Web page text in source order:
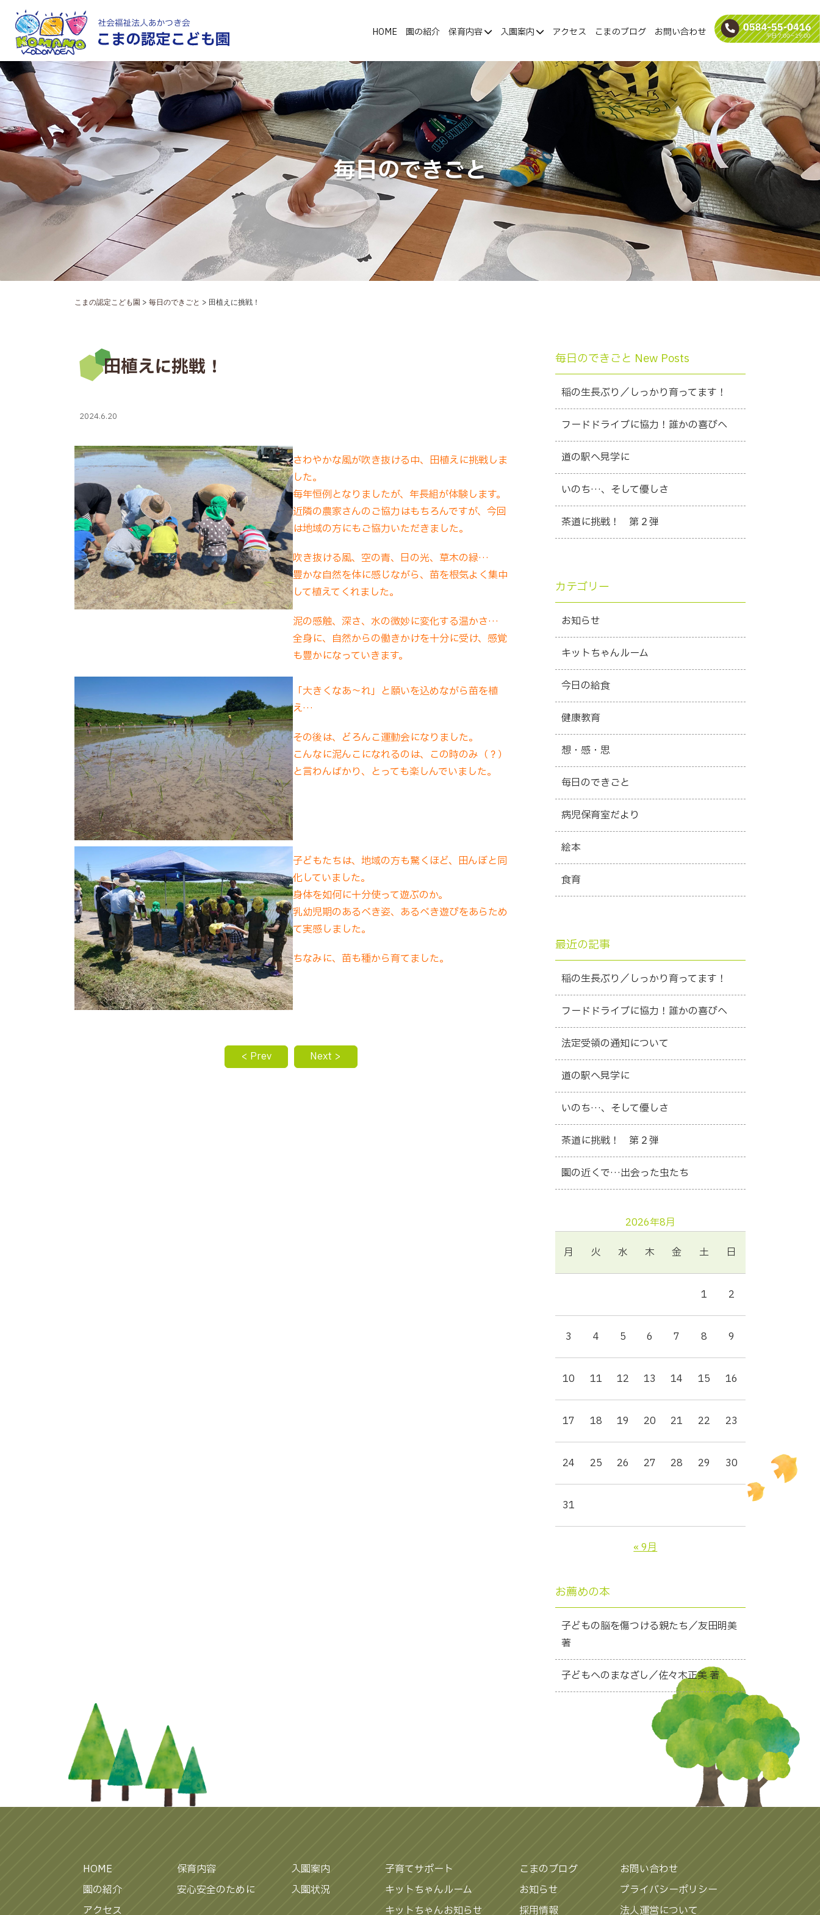
HOME 園の紹介 保育内容 入園案内 アクセス こまのブログ お問い合わせ
毎日のできごと
こまの認定こども園 > 毎日のできごと > 田植えに挑戦！
田植えに挑戦！
2024.6.20
さわやかな風が吹き抜ける中、田植えに挑戦しま
した。
毎年恒例となりましたが、年長組が体験します。
近隣の農家さんのご協力はもちろんですが、今回
は地域の方にもご協力いただきました。
吹き抜ける風、空の青、日の光、草木の緑…
豊かな自然を体に感じながら、苗を根気よく集中
して植えてくれました。
泥の感触、深さ、水の微妙に変化する温かさ…
全身に、自然からの働きかけを十分に受け、感覚
も豊かになっていきます。
「大きくなあ～れ」と願いを込めながら苗を植
え…
その後は、どろんこ運動会になりました。
こんなに泥んこになれるのは、この時のみ（？）
と言わんばかり、とっても楽しんでいました。
子どもたちは、地域の方も驚くほど、田んぼと同
化していました。
身体を如何に十分使って遊ぶのか。
乳幼児期のあるべき姿、あるべき遊びをあらため
て実感しました。
ちなみに、苗も種から育てました。
< Prev Next >
毎日のできごと New Posts
稲の生長ぶり／しっかり育ってます！
フードドライブに協力！誰かの喜びへ
道の駅へ見学に
いのち…、そして優しさ
茶道に挑戦！ 第２弾
カテゴリー
お知らせ
キットちゃんルーム
今日の給食
健康教育
想・感・思
毎日のできごと
病児保育室だより
絵本
食育
最近の記事
稲の生長ぶり／しっかり育ってます！
フードドライブに協力！誰かの喜びへ
法定受領の通知について
道の駅へ見学に
いのち…、そして優しさ
茶道に挑戦！ 第２弾
園の近くで…出会った虫たち
2026年8月
月 火 水 木 金 土 日
1 2
3 4 5 6 7 8 9
10 11 12 13 14 15 16
17 18 19 20 21 22 23
24 25 26 27 28 29 30
31
« 9月
お薦めの本
子どもの脳を傷つける親たち／友田明美
著
子どもへのまなざし／佐々木正美 著
HOME
園の紹介
アクセス
保育内容
安心安全のために
入園案内
入園状況
子育てサポート
キットちゃんルーム
キットちゃんお知らせ
こまのブログ
お知らせ
採用情報
お問い合わせ
プライバシーポリシー
法人運営について